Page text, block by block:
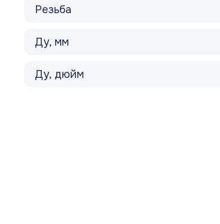
Канализационное оборудование
Водосмывная арматура
Водоподготовка
Резьба
Ду, мм
Ду, дюйм